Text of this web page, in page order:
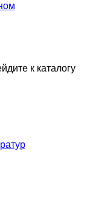
к каталогу